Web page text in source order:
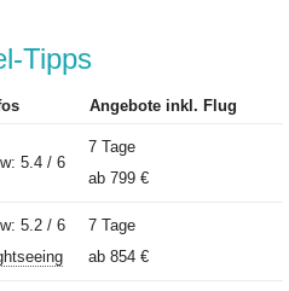
Tipps
Angebote inkl. Flug
5.4 / 6
7 Tage
ab 799 €
5.2 / 6
7 Tage
ab 854 €